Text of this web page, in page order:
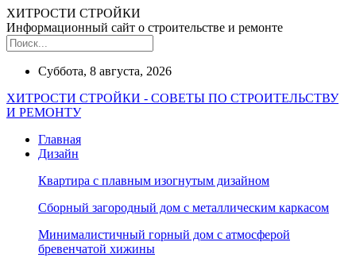
ХИТРОСТИ СТРОЙКИ
Информационный сайт о строительстве и ремонте
Суббота, 8 августа, 2026
ХИТРОСТИ СТРОЙКИ - СОВЕТЫ ПО СТРОИТЕЛЬСТВУ
И РЕМОНТУ
Главная
Дизайн
Квартира с плавным изогнутым дизайном
Сборный загородный дом с металлическим каркасом
Минималистичный горный дом с атмосферой
бревенчатой хижины